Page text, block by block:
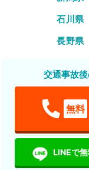
石川県
長野県
交通事故
無料
LINEで